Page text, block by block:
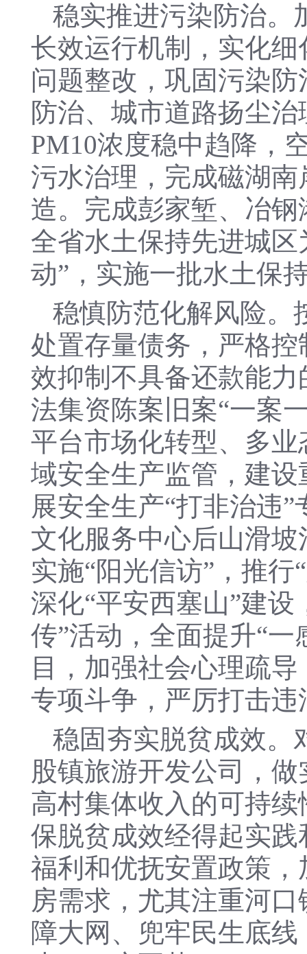
稳实推进污染防治。
长效运行机制，实化
问题整改，巩固污染
防治、城市道路扬尘
PM10浓度稳中趋降，
污水治理，完成磁湖
造。完成彭家堑、冶
全省水土保持先进城
动”，实施一批水土保
稳慎防范化解风险。
处置存量债务，严格
效抑制不具备还款能
法集资陈案旧案“一案
平台市场化转型、多
域安全生产监管，建
展安全生产“打非治违
文化服务中心后山滑
实施“阳光信访”，推
深化“平安西塞山”建
传”活动，全面提升“
目，加强社会心理疏
专项斗争，严厉打击
稳固夯实脱贫成效。
股镇旅游开发公司，
高村集体收入的可持
保脱贫成效经得起实
福利和优抚安置政策
房需求，尤其注重河
障大网、兜牢民生底